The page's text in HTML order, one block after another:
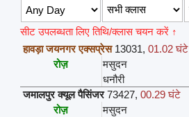
सीट उपलब्धता लिए तिथि/क्लास चयन करें ↑
हावड़ा जयनगर एक्सप्रेस 13031,01.02 घंटे
रोज़
मसुदन
धनौरी
जमालपुर क्यूल पैसिंजर 73427,00.29 घंटे
रोज़
मसुदन